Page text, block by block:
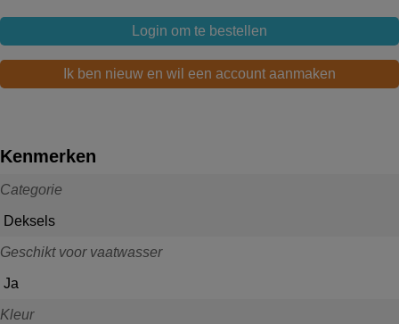
Login om te bestellen
Ik ben nieuw en wil een account aanmaken
Kenmerken
Categorie
Deksels
Geschikt voor vaatwasser
Ja
Kleur